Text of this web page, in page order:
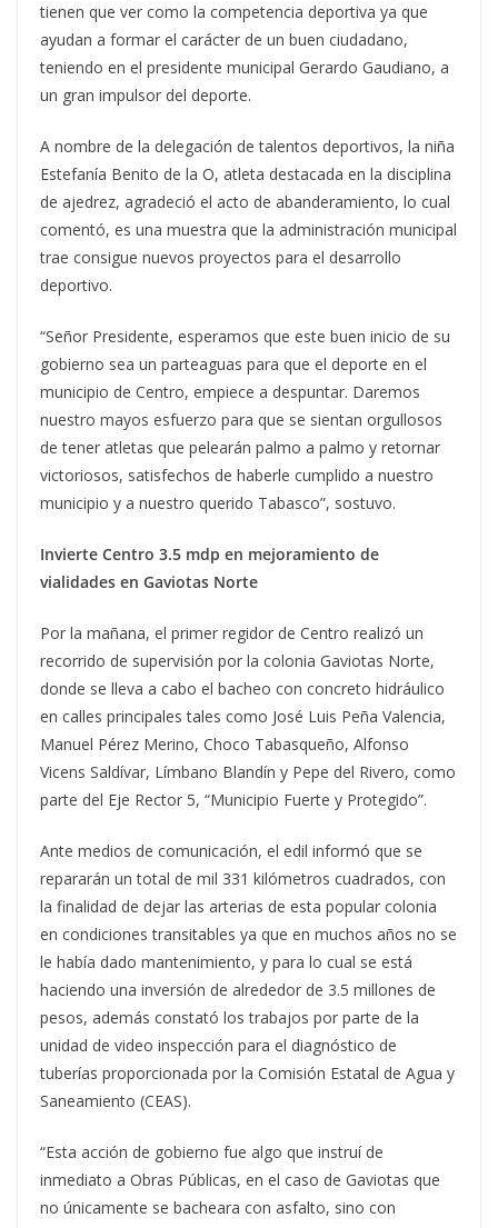
tienen que ver como la competencia deportiva ya que
ayudan a formar el carácter de un buen ciudadano,
teniendo en el presidente municipal Gerardo Gaudiano, a
un gran impulsor del deporte.
A nombre de la delegación de talentos deportivos, la niña
Estefanía Benito de la O, atleta destacada en la disciplina
de ajedrez, agradeció el acto de abanderamiento, lo cual
comentó, es una muestra que la administración municipal
trae consigue nuevos proyectos para el desarrollo
deportivo.
“Señor Presidente, esperamos que este buen inicio de su
gobierno sea un parteaguas para que el deporte en el
municipio de Centro, empiece a despuntar. Daremos
nuestro mayos esfuerzo para que se sientan orgullosos
de tener atletas que pelearán palmo a palmo y retornar
victoriosos, satisfechos de haberle cumplido a nuestro
municipio y a nuestro querido Tabasco”, sostuvo.
Invierte Centro 3.5 mdp en mejoramiento de
vialidades en Gaviotas Norte
Por la mañana, el primer regidor de Centro realizó un
recorrido de supervisión por la colonia Gaviotas Norte,
donde se lleva a cabo el bacheo con concreto hidráulico
en calles principales tales como José Luis Peña Valencia,
Manuel Pérez Merino, Choco Tabasqueño, Alfonso
Vicens Saldívar, Límbano Blandín y Pepe del Rivero, como
parte del Eje Rector 5, “Municipio Fuerte y Protegido”.
Ante medios de comunicación, el edil informó que se
repararán un total de mil 331 kilómetros cuadrados, con
la finalidad de dejar las arterias de esta popular colonia
en condiciones transitables ya que en muchos años no se
le había dado mantenimiento, y para lo cual se está
haciendo una inversión de alrededor de 3.5 millones de
pesos, además constató los trabajos por parte de la
unidad de video inspección para el diagnóstico de
tuberías proporcionada por la Comisión Estatal de Agua y
Saneamiento (CEAS).
“Esta acción de gobierno fue algo que instruí de
inmediato a Obras Públicas, en el caso de Gaviotas que
no únicamente se bacheara con asfalto, sino con